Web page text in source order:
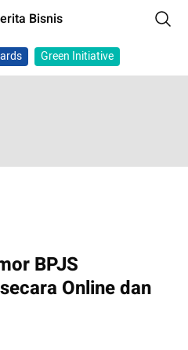
Bisnis
Green Initiative
BPJS
Online dan